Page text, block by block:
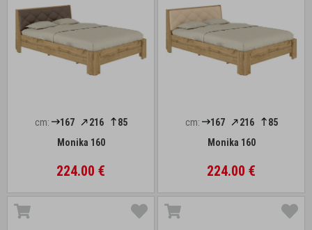
cm: 167 216
85
Monika 160
224.00 €
cm: 167 216
85
Monika 160
224.00 €